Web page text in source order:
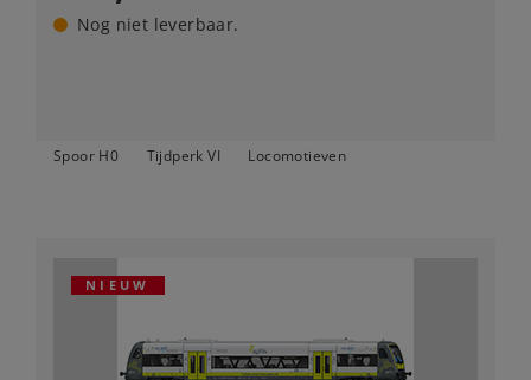
Nog niet leverbaar.
Spoor H0 Tijdperk VI Locomotieven
NIEUW